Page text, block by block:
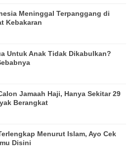
Meninggal Terpanggang di
Kebakaran
Untuk Anak Tidak Dikabulkan?
Jamaah Haji, Hanya Sekitar 29
Berangkat
Menurut Islam, Ayo Cek
Disini